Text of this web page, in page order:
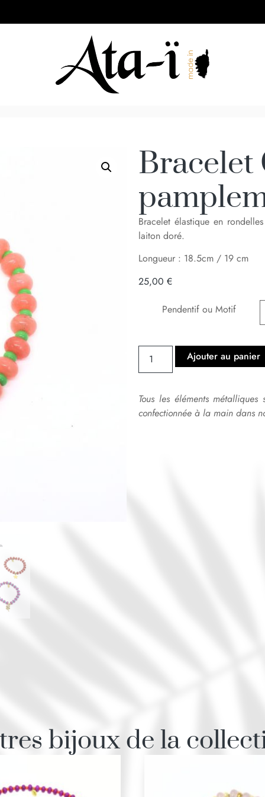
Bracelet
Bracelet élastique en
laiton doré.
Longueur : 18.5cm / 19 cm
25,00 €
Pendentif ou Motif
Ajouter au panier
Tous les éléments
confectionnée à la main dans
bijoux de la